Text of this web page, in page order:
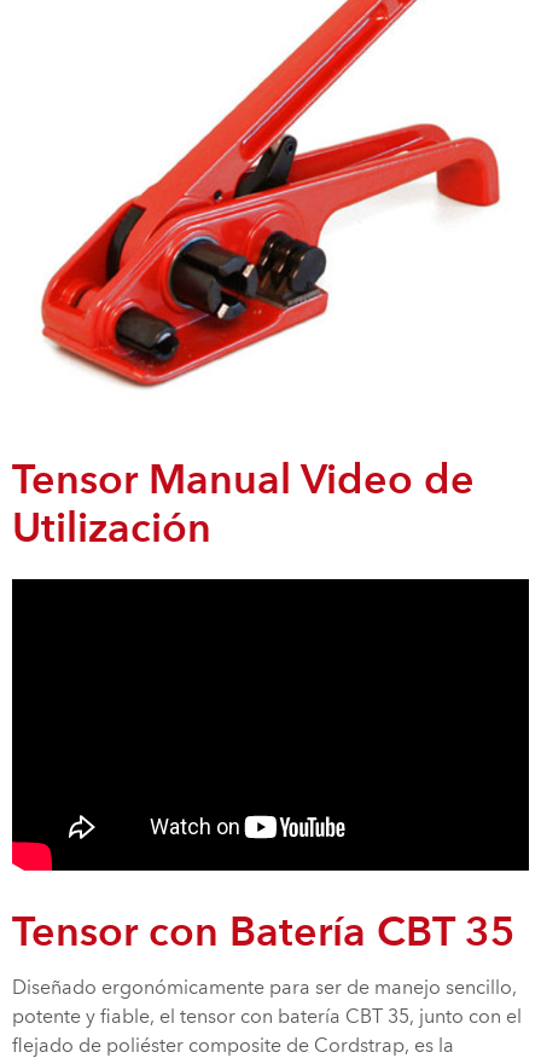
Tensor Manual Video de
Utilización
Tensor con Batería CBT 35
Diseñado ergonómicamente para ser de manejo sencillo,
potente y fiable, el tensor con batería CBT 35, junto con el
flejado de poliéster composite de Cordstrap, es la